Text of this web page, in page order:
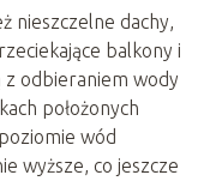
nieszczelne dachy,
balkony i
odbieraniem wody
położonych
wód
wyższe, co jeszcze